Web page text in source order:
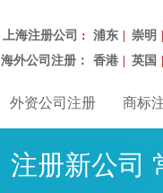
上海注册公司 ： 浦东 | 崇明 |
海外公司注册： 香港 | 英国 |
外资公司注册 商标
注册新公司